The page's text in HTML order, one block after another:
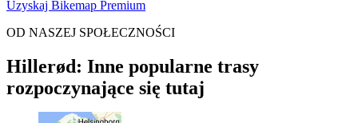
Uzyskaj Bikemap Premium
OD NASZEJ SPOŁECZNOŚCI
Hillerød: Inne popularne trasy
rozpoczynające się tutaj